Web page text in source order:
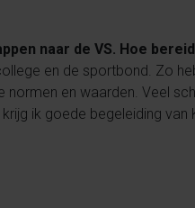
naar de VS. Hoe
en de sportbond. Zo
en waarden. Veel
ik goede begeleiding